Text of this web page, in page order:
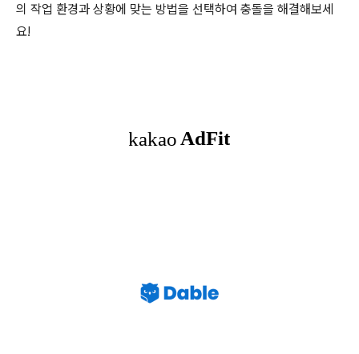
의 작업 환경과 상황에 맞는 방법을 선택하여 충돌을 해결해보세
요!